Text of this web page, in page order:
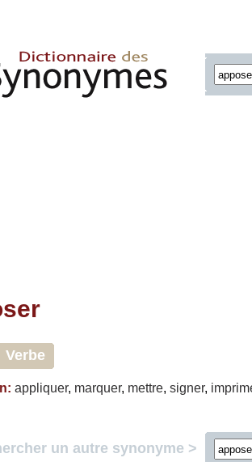
Verbe
: appliquer, marquer, mettre, signer,
un autre synonyme >